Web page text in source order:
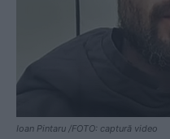
Ioan Pintaru /FOTO: captură video